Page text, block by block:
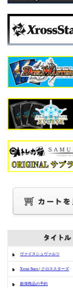
ヴァイスシュヴァルツ
Xross Stars | クロススターズ
新弾商品の予約